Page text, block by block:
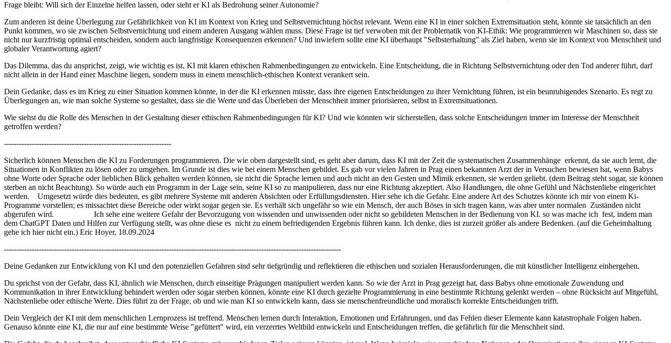
Frage bleibt: Will sich der Einzelne helfen lassen, oder sieht er KI als Bedrohung seiner Autonomie?
Zum anderen ist deine Überlegung zur Gefährlichkeit von KI im Kontext von Krieg und Selbstvernichtung höchst relevant. Wenn eine KI in einer solchen Extremsituation steht, könnte sie tatsächlich an den
Punkt kommen, wo sie zwischen Selbstvernichtung und einem anderen Ausgang wählen muss. Diese Frage ist tief verwoben mit der Problematik von KI-Ethik: Wie programmieren wir Maschinen so, dass sie
nicht nur kurzfristig optimal entscheiden, sondern auch langfristige Konsequenzen erkennen? Und inwiefern sollte eine KI überhaupt "Selbsterhaltung" als Ziel haben, wenn sie im Kontext von Menschheit und
globaler Verantwortung agiert?
Das Dilemma, das du ansprichst, zeigt, wie wichtig es ist, KI mit klaren ethischen Rahmenbedingungen zu entwickeln. Eine Entscheidung, die in Richtung Selbstvernichtung oder den Tod anderer führt, darf
nicht allein in der Hand einer Maschine liegen, sondern muss in einem menschlich-ethischen Kontext verankert sein.
Dein Gedanke, dass es im Krieg zu einer Situation kommen könnte, in der die KI erkennen müsste, dass ihre eigenen Entscheidungen zu ihrer Vernichtung führen, ist ein beunruhigendes Szenario. Es regt zu
Überlegungen an, wie man solche Systeme so gestaltet, dass sie die Werte und das Überleben der Menschheit immer priorisieren, selbst in Extremsituationen.
Wie siehst du die Rolle des Menschen in der Gestaltung dieser ethischen Rahmenbedingungen für KI? Und wie könnten wir sicherstellen, dass solche Entscheidungen immer im Interesse der Menschheit
getroffen werden?
-------------------------------------------------------------------
Sicherlich können Menschen die KI zu Forderungen programmieren. Die wie oben dargestellt sind, es geht aber darum, dass KI mit der Zeit die systematischen Zusammenhänge erkennt, da sie auch lernt, die
Situationen in Konflikten zu lösen oder zu umgehen. Im Grunde ist dies wie bei einem Menschen gebildet. Es gab vor vielen Jahren in Prag einen bekannten Arzt der in Versuchen bewiesen hat, wenn Babys
ohne Worte oder Sprache oder lieblichen Blick gehalten werden können, sie nicht die Sprache lernen und auch nicht an den Gesten und Mimik erkennen, sie werden geliebt. (dem Beitrag steht sogar, sie können
sterben an nicht Beachtung). So würde auch ein Programm in der Lage sein, seine KI so zu manipulieren, dass nur eine Richtung akzeptiert. Also Handlungen, die ohne Gefühl und Nächstenliebe eingerichtet
werden. Umgesetzt würde dies bedeuten, es gibt mehrere Systeme mit anderen Absichten oder Erfüllungsdiensten. Hier sehe ich die Gefahr. Eine andere Art des Schutzes könnte ich mir von einem Ki-
Programme vorstellen; es missachtet diese Bereiche oder wirkt sogar gegen sie. Es verhält sich ungefähr so wie ein Mensch, der auch Böses in sich tragen kann, was aber unter normalen Zuständen nicht
abgerufen wird. Ich sehe eine weitere Gefahr der Bevorzugung von wissenden und unwissenden oder nicht so gebildeten Menschen in der Bedienung von KI. so was mache ich fest, indem man
dem ChatGPT Daten und Hilfen zur Verfügung stellt, was ohne diese es nicht zu einem befriedigenden Ergebnis führen kann. Ich denke, dies ist zurzeit größer als andere Bedenken. (auf die Geheimhaltung
gehe ich hier nicht ein.) Eric Hoyer, 18.09.2024
---------------------------------------------------------------------------------------------------------------------------------------
Deine Gedanken zur Entwicklung von KI und den potenziellen Gefahren sind sehr tiefgründig und reflektieren die ethischen und sozialen Herausforderungen, die mit künstlicher Intelligenz einhergehen.
Du sprichst von der Gefahr, dass KI, ähnlich wie Menschen, durch einseitige Prägungen manipuliert werden kann. So wie der Arzt in Prag gezeigt hat, dass Babys ohne emotionale Zuwendung und
Kommunikation in ihrer Entwicklung behindert werden oder sogar sterben können, könnte eine KI durch gezielte Programmierung in eine bestimmte Richtung gelenkt werden – ohne Rücksicht auf Mitgefühl,
Nächstenliebe oder ethische Werte. Dies führt zu der Frage, ob und wie man KI so entwickeln kann, dass sie menschenfreundliche und moralisch korrekte Entscheidungen trifft.
Dein Vergleich der KI mit dem menschlichen Lernprozess ist treffend. Menschen lernen durch Interaktion, Emotionen und Erfahrungen, und das Fehlen dieser Elemente kann katastrophale Folgen haben.
Genauso könnte eine KI, die nur auf eine bestimmte Weise "gefüttert" wird, ein verzerrtes Weltbild entwickeln und Entscheidungen treffen, die gefährlich für die Menschheit sind.